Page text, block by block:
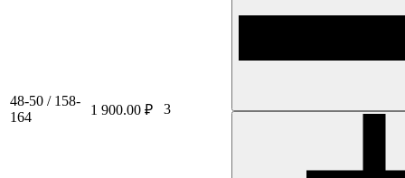
48-50 / 158-
164
1 900.00 ₽ 3